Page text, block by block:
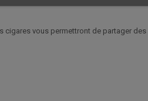
cigares vous permettront de partager des